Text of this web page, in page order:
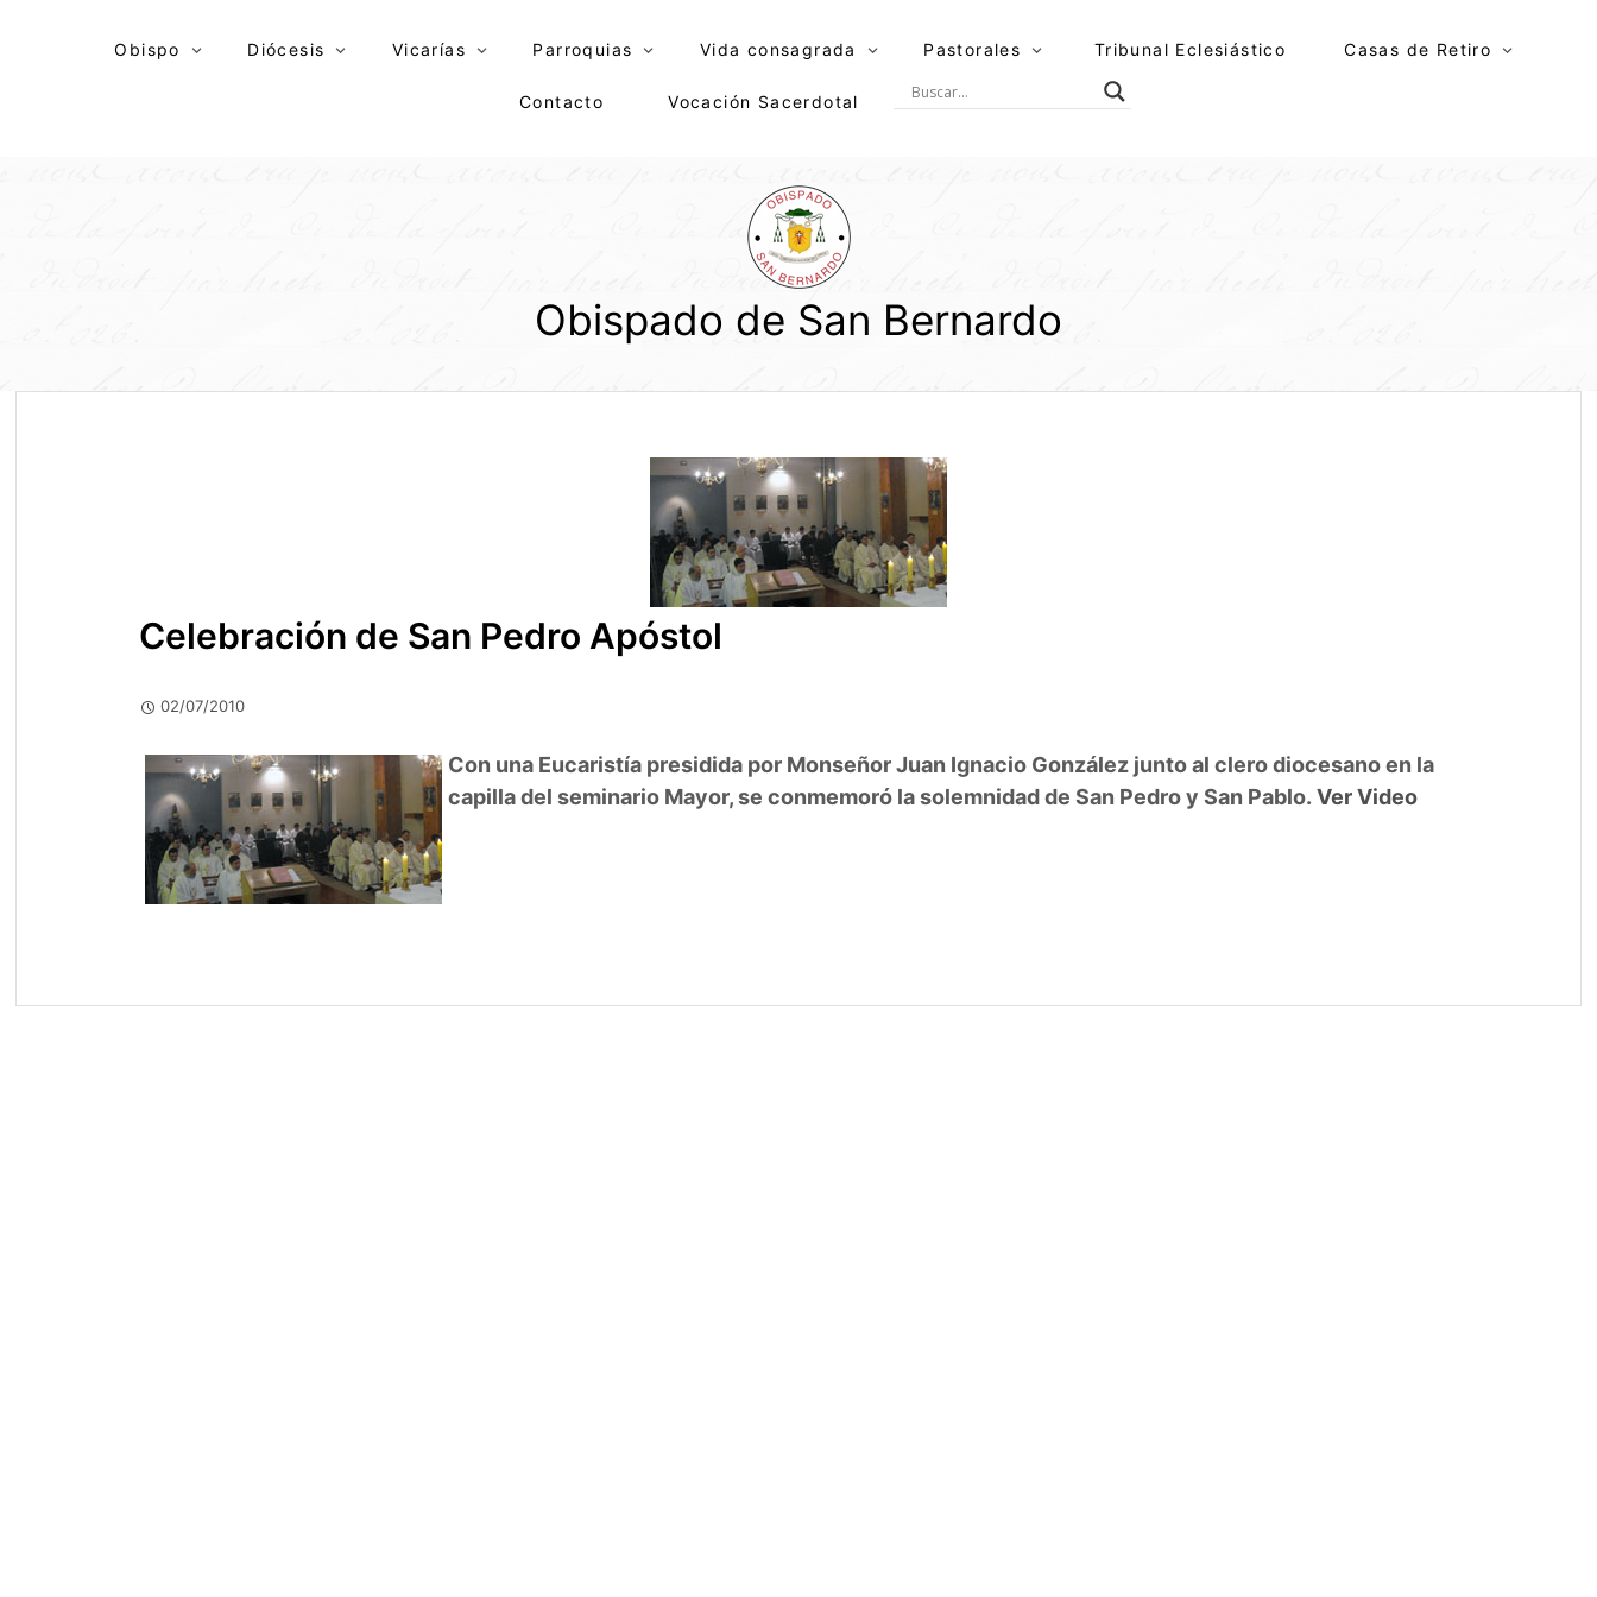
Obispo Diócesis Vicarías Parroquias Vida consagrada Pastorales Tribunal Eclesiástico Casas de Retiro
Contacto Vocación Sacerdotal
Obispado de San Bernardo
Celebración de San Pedro Apóstol
02/07/2010
Con una Eucaristía presidida por Monseñor Juan Ignacio González junto al clero diocesano en la
capilla del seminario Mayor, se conmemoró la solemnidad de San Pedro y San Pablo. Ver Video